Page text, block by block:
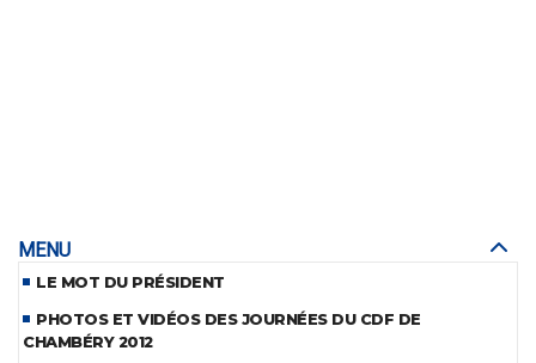
MENU
LE MOT DU PRÉSIDENT
PHOTOS ET VIDÉOS DES JOURNÉES DU CDF DE
CHAMBÉRY 2012